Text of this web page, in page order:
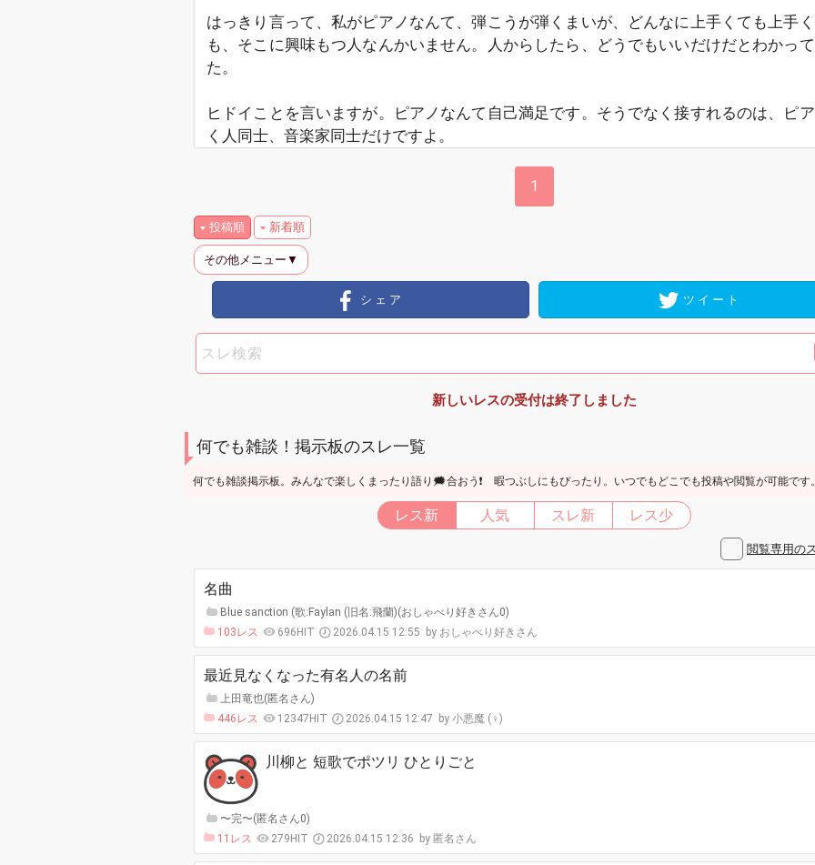
はっきり言って、私がピアノなんて、弾こうが弾くまいが、どんなに上手くても上手
も、そこに興味もつ人なんかいません。人からしたら、どうでもいいだけだとわかっ
た。
ヒドイことを言いますが。ピアノなんて自己満足です。そうでなく接すれるのは、ピ
く人同士、音楽家同士だけですよ。
1
投稿順 新着順
その他メニュー▼
シェア ツイート
新しいレスの受付は終了しました
何でも雑談！掲示板のスレ一覧
何でも雑談掲示板。みんなで楽しくまったり語り🗯合おう❗ 暇つぶしにもぴったり。いつでもどこでも投稿や閲覧が可能です
レス新 人気 スレ新 レス少
閲覧専用の
名曲
Blue sanction (歌:Faylan (旧名:飛蘭)(おしゃべり好きさん0)
103レス
696HIT 2026.04.15 12:55 おしゃべり好きさん
最近見なくなった有名人の名前
上田竜也(匿名さん)
446レス
12347HIT 2026.04.15 12:47 小悪魔 (♀)
川柳と 短歌でポツリ ひとりごと
〜完〜(匿名さん0)
11レス
279HIT 2026.04.15 12:36 匿名さん